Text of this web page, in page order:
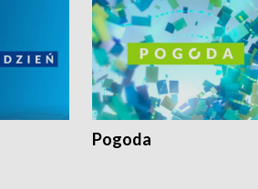
Pogoda